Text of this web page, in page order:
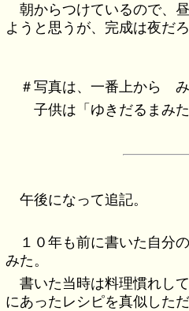
朝からつけているので、
ようと思うが、完成は夜だろ
＃写真は、一番上から
子供は「ゆきだるまみた
午後になって追記。
１０年も前に書いた自分
みた。
書いた当時は料理慣れし
にあったレシピを真似した